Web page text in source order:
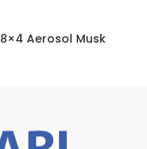
8×4 Aerosol Musk